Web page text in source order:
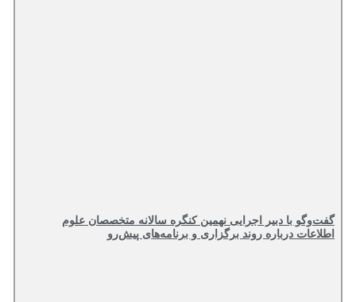
گفت‌وگو با دبیر اجرایی نهمین کنگره سالانه متخصصان علوم
اطلاعات درباره روند برگزاری و برنامه‌های پیش‌رو